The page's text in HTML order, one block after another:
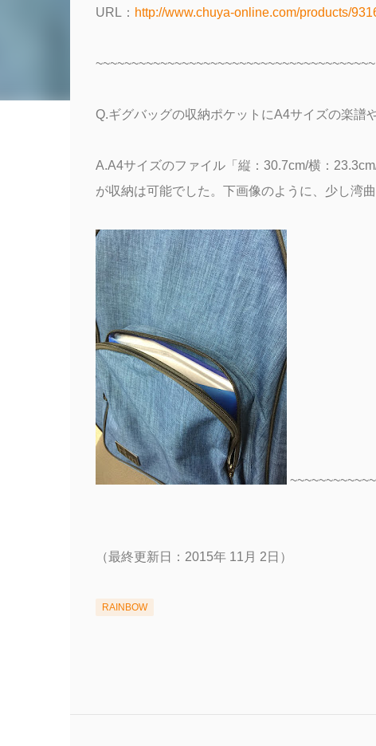
URL： http://www.chuya-online.com/products/
~~~~~~~~~~~~~~~~~~~~~~~~~~~~~~~~~~~~~~~
Q.ギグバッグの収納ポケットにA4サイズの楽譜
A.A4サイズのファイル「縦：30.7cm/横：
が収納は可能でした。下画像のように、少し湾
（最終更新日：2015年 11月 2日）
RAINBOW